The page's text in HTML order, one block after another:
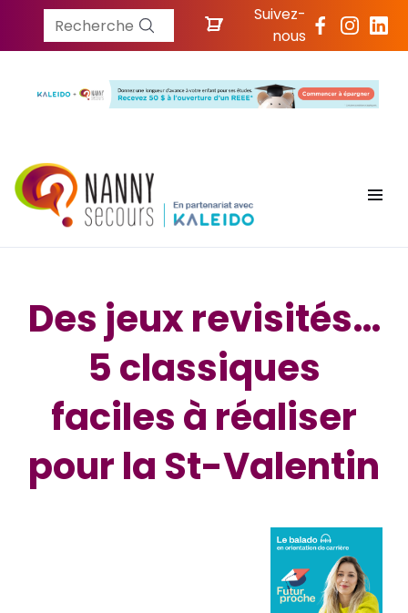
Recherche
Suivez-
nous
Des jeux revisités…
5 classiques
faciles à réaliser
pour la St-Valentin